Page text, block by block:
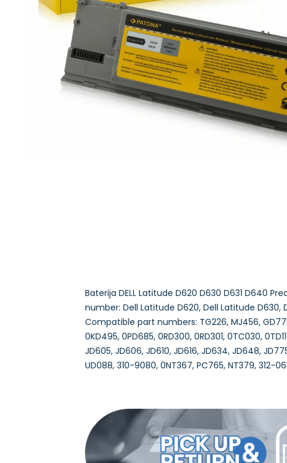
Baterija DELL Latitude D620 D630 D631 D640
number: Dell Latitude D620, Dell Latitude D630,
Compatible part numbers: TG226, MJ456,
0KD495, 0PD685, 0RD300, 0RD301, 0TC030,
JD605, JD606, JD610, JD616, JD634, JD648,